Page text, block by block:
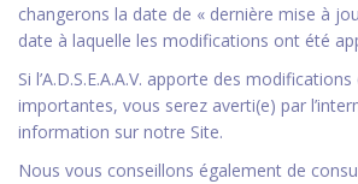
changerons la date de « dernière mise à
date à laquelle les modifications ont été
Si l’A.D.S.E.A.A.V. apporte des modifications
importantes, vous serez averti(e) par
information sur notre Site.
Nous vous conseillons également de